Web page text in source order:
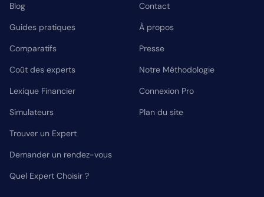
Blog
Guides pratiques
Comparatifs
Coût des experts
Lexique Financier
Simulateurs
Trouver un Expert
Demander un rendez-vous
Quel Expert Choisir ?
Contact
À propos
Presse
Notre Méthodologie
Connexion Pro
Plan du site